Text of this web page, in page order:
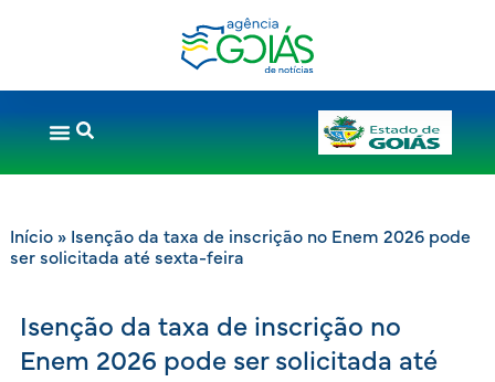
Início» Isenção da taxa de inscrição no Enem 2026 pode
ser solicitada até sexta-feira
Isenção da taxa de inscrição no
Enem 2026 pode ser solicitada até